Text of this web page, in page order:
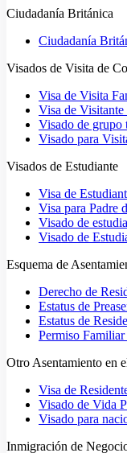
Ciudadanía Británica
Ciudadanía
Visados de Visita de
Visa de Visita
Visa de Visitante
Visado de grupo
Visado para
Visados de Estudiante
Visa de
Visa para Padre
Visado de
Visado de
Esquema de
Derecho de
Estatus de
Estatus de
Permiso
Otro Asentamiento en
Visa de
Visado de Vida
Visado para
Inmigración de